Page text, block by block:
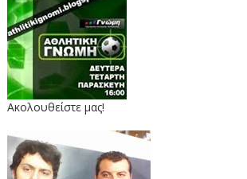
Ακολουθείστε μας!